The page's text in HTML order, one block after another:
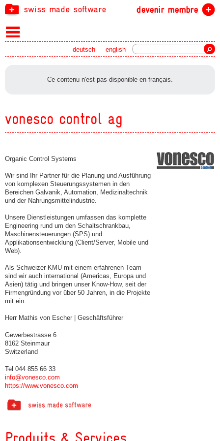
swiss made software devenir membre
english
deutsch
Ce contenu n'est pas disponible en français.
vonesco control ag
Organic Control Systems
Wir sind Ihr Partner für die Planung und Ausführung
von komplexen Steuerungssystemen in den
Bereichen Galvanik, Automation, Medizinaltechnik
und der Nahrungsmittelindustrie.
Unsere Dienstleistungen umfassen das komplette
Engineering rund um den Schaltschrankbau,
Maschinensteuerungen (SPS) und
Applikationsentwicklung (Client/Server, Mobile und
Web).
Als Schweizer KMU mit einem erfahrenen Team
sind wir auch international (Americas, Europa und
Asien) tätig und bringen unser Know-How, seit der
Firmengründung vor über 50 Jahren, in die Projekte
mit ein.
Herr Mathis von Escher | Geschäftsführer
Gewerbestrasse 6
8162 Steinmaur
Switzerland
Tel 044 855 66 33
info@vonesco.com
https://www.vonesco.com